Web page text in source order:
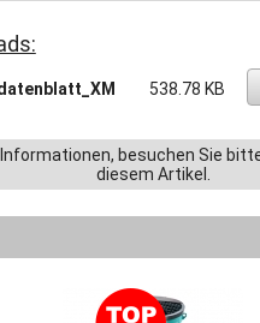
538.78 KB
besuchen Sie
diesem Artikel.